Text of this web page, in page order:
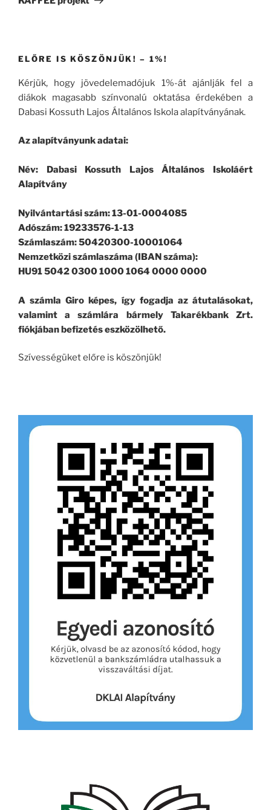
ELŐRE IS KÖSZÖNJÜK! – 1%!
Kérjük, hogy jövedelemadójuk 1%-át ajánlják fel a
diákok magasabb színvonalú oktatása érdekében a
Dabasi Kossuth Lajos Általános Iskola alapítványának.
Az alapítványunk adatai:
Név: Dabasi Kossuth Lajos Általános Iskoláért
Alapítvány
Nyilvántartási szám: 13-01-0004085
Adószám: 19233576-1-13
Számlaszám: 50420300-10001064
Nemzetközi számlaszáma (IBAN száma):
HU91 5042 0300 1000 1064 0000 0000
A számla Giro képes, így fogadja az átutalásokat,
valamint a számlára bármely Takarékbank Zrt.
fiókjában befizetés eszközölhető.
Szívességüket előre is köszönjük!